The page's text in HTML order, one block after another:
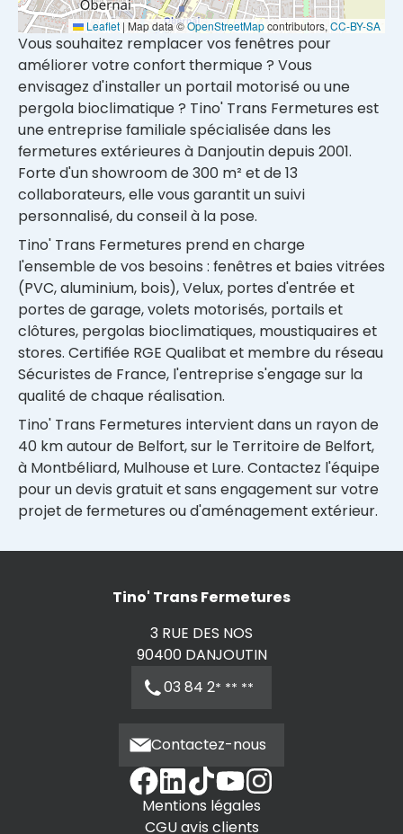
Leaflet | Map data ©OpenStreetMapcontributors,CC-BY-SA
Vous souhaitez remplacer vos fenêtres pour
améliorer votre confort thermique ? Vous
envisagez d'installer un portail motorisé ou une
pergola bioclimatique ? Tino' Trans Fermetures est
une entreprise familiale spécialisée dans les
fermetures extérieures à Danjoutindepuis 2001.
Forte d'unshowroom de 300 m² et de 13
collaborateurs, elle vous garantit un suivi
personnalisé, du conseil à la pose.
Tino' Trans Fermetures prend en charge
l'ensemble de vos besoins : fenêtres et baies vitrées
(PVC,aluminium, bois),Velux, portes d'entréeet
portes de garage,volets motorisés, portails et
clôtures, pergolas bioclimatiques, moustiquaires et
stores. Certifiée RGE Qualibatet membre du réseau
Sécuristes de France, l'entreprise s'engage sur la
qualité de chaque réalisation.
Tino' Trans Fermetures intervient dans un rayon de
40 km autour de Belfort, sur le Territoire de Belfort,
à Montbéliard, Mulhouseet Lure. Contactez l'équipe
pour un devis gratuit et sans engagement sur votre
projet defermetures ou d'aménagement extérieur.
Tino' Trans Fermetures
3 RUE DES NOS
90400 DANJOUTIN
03 84 2* ** **
Contactez-nous
Mentions légales
CGU avis clients